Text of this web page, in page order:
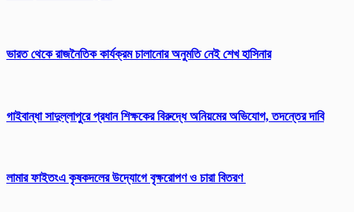
ভারত থেকে রাজনৈতিক কার্যক্রম চালানোর অনুমতি নেই শেখ হাসিনার
গাইবান্ধা সাদুল্লাপুরে প্রধান শিক্ষকের বিরুদ্ধে অনিয়মের অভিযোগ, তদন্তের দাবি
লামার ফাইতংএ কৃষকদলের উদ্যোগে বৃক্ষরোপণ ও চারা বিতরণ